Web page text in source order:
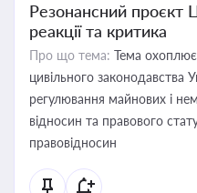
Резонансний проєкт
реакції та критика
Про що тема: Тема
цивільного законодавства
регулювання майнових і
відносин та правового
правовідносин